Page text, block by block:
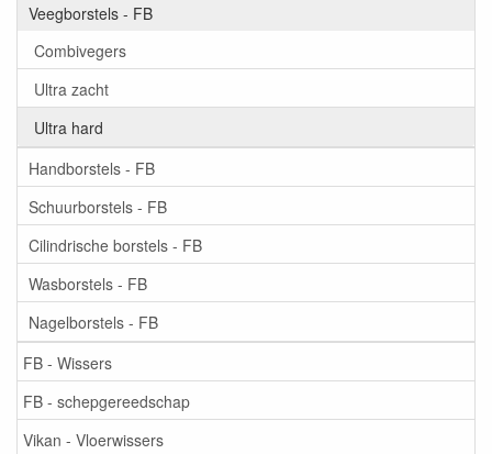
Veegborstels - FB
Combivegers
Ultra zacht
Ultra hard
Handborstels - FB
Schuurborstels - FB
Cilindrische borstels - FB
Wasborstels - FB
Nagelborstels - FB
FB - Wissers
FB - schepgereedschap
Vikan - Vloerwissers